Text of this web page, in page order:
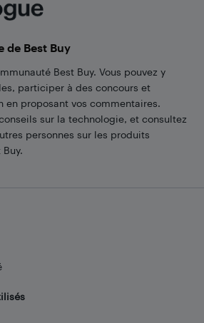
de Best Buy
Best Buy. Vous pouvez y
participer à des concours et
en proposant vos commentaires.
sur la technologie, et consultez
personnes sur les produits